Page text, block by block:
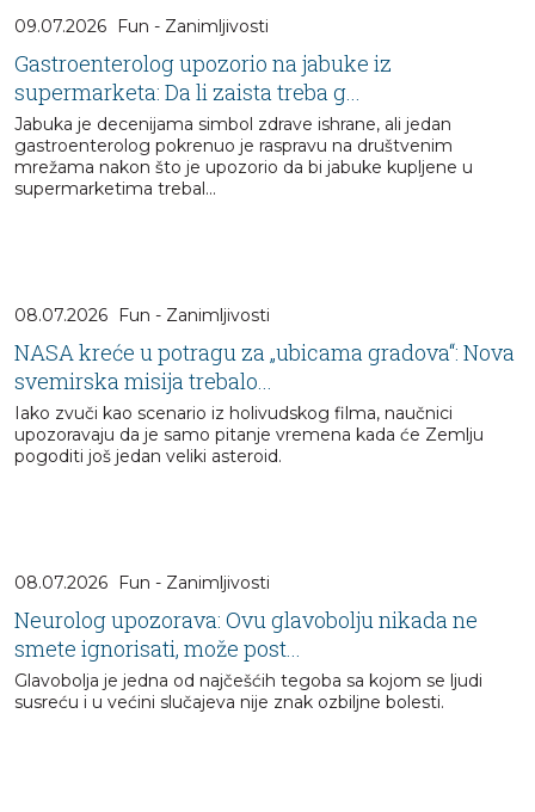
09.07.2026 Fun - Zanimljivosti
Gastroenterolog upozorio na jabuke iz
supermarketa: Da li zaista treba g...
Jabuka je decenijama simbol zdrave ishrane, ali jedan
gastroenterolog pokrenuo je raspravu na društvenim
mrežama nakon što je upozorio da bi jabuke kupljene u
supermarketima trebal...
08.07.2026 Fun - Zanimljivosti
NASA kreće u potragu za „ubicama gradova“: Nova
svemirska misija trebalo...
Iako zvuči kao scenario iz holivudskog filma, naučnici
upozoravaju da je samo pitanje vremena kada će Zemlju
pogoditi još jedan veliki asteroid.
08.07.2026 Fun - Zanimljivosti
Neurolog upozorava: Ovu glavobolju nikada ne
smete ignorisati, može post...
Glavobolja je jedna od najčešćih tegoba sa kojom se ljudi
susreću i u većini slučajeva nije znak ozbiljne bolesti.